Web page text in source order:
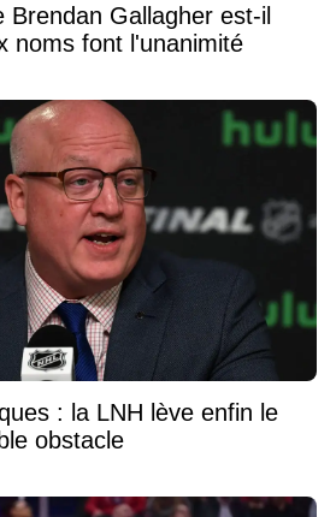
Brendan Gallagher est-il
noms font l'unanimité
: la LNH lève enfin le
obstacle